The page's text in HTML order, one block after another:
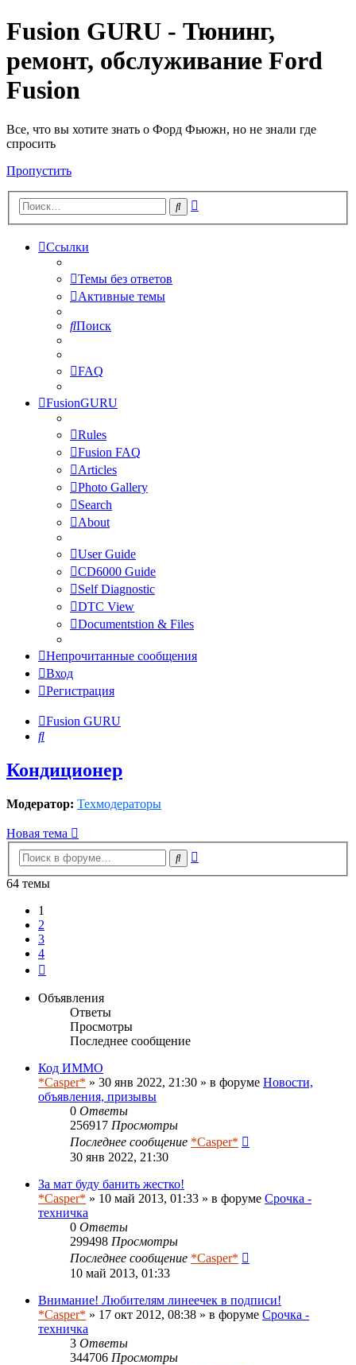
Fusion GURU - Тюнинг,
ремонт, обслуживание Ford
Fusion
Все, что вы хотите знать о Форд Фьюжн, но не знали где
спросить
Пропустить
Поиск
Ссылки
Темы без ответов
Активные темы
Поиск
FAQ
FusionGURU
Rules
Fusion FAQ
Articles
Photo Gallery
Search
About
User Guide
CD6000 Guide
Self Diagnostic
DTC View
Documentstion & Files
Непрочитанные сообщения
Вход
Регистрация
Fusion GURU
Поиск
Кондиционер
Модератор: Техмодераторы
Новая тема
Поиск
64 темы
1
2
3
4
Объявления
Ответы
Просмотры
Последнее сообщение
Код ИММО
*Casper* » 30 янв 2022, 21:30 » в форуме Новости,
объявления, призывы
0 Ответы
256917 Просмотры
Последнее сообщение *Casper*
30 янв 2022, 21:30
За мат буду банить жестко!
*Casper* » 10 май 2013, 01:33 » в форуме Срочка -
техничка
0 Ответы
299498 Просмотры
Последнее сообщение *Casper*
10 май 2013, 01:33
Внимание! Любителям линеечек в подписи!
*Casper* » 17 окт 2012, 08:38 » в форуме Срочка -
техничка
3 Ответы
344706 Просмотры